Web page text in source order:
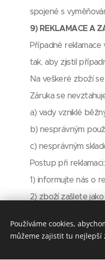
spojené s
9) REKLAMACE A
Případné reklamace
tak, aby zjistil
Na veškeré zboží
Záruka se
a) vady vzniklé
b) nesprávným
c) nesprávným
Postup při reklamaci:
1) informujte nás o
2) zboží zašlete
4) doklad o nabytí
Používáme cookies,
můžeme zajistit tu nejlepší